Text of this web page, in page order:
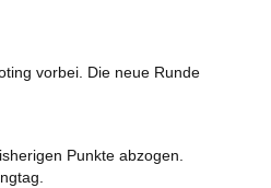
vorbei. Die neue Runde
Punkte abzogen.